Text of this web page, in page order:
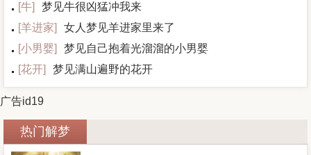
[牛]
梦见牛很凶猛冲我来
[羊进家]
女人梦见羊进家里来了
[小男婴]
梦见自己抱着光溜溜的小男婴
[花开] 梦见满山遍野的花开
广告id19
热门解梦